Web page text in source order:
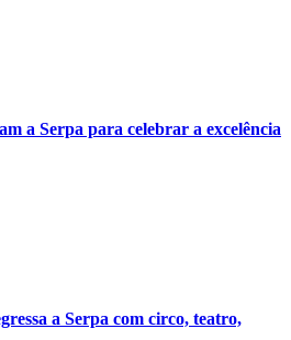
a Serpa para celebrar a excelência
a Serpa com circo, teatro,